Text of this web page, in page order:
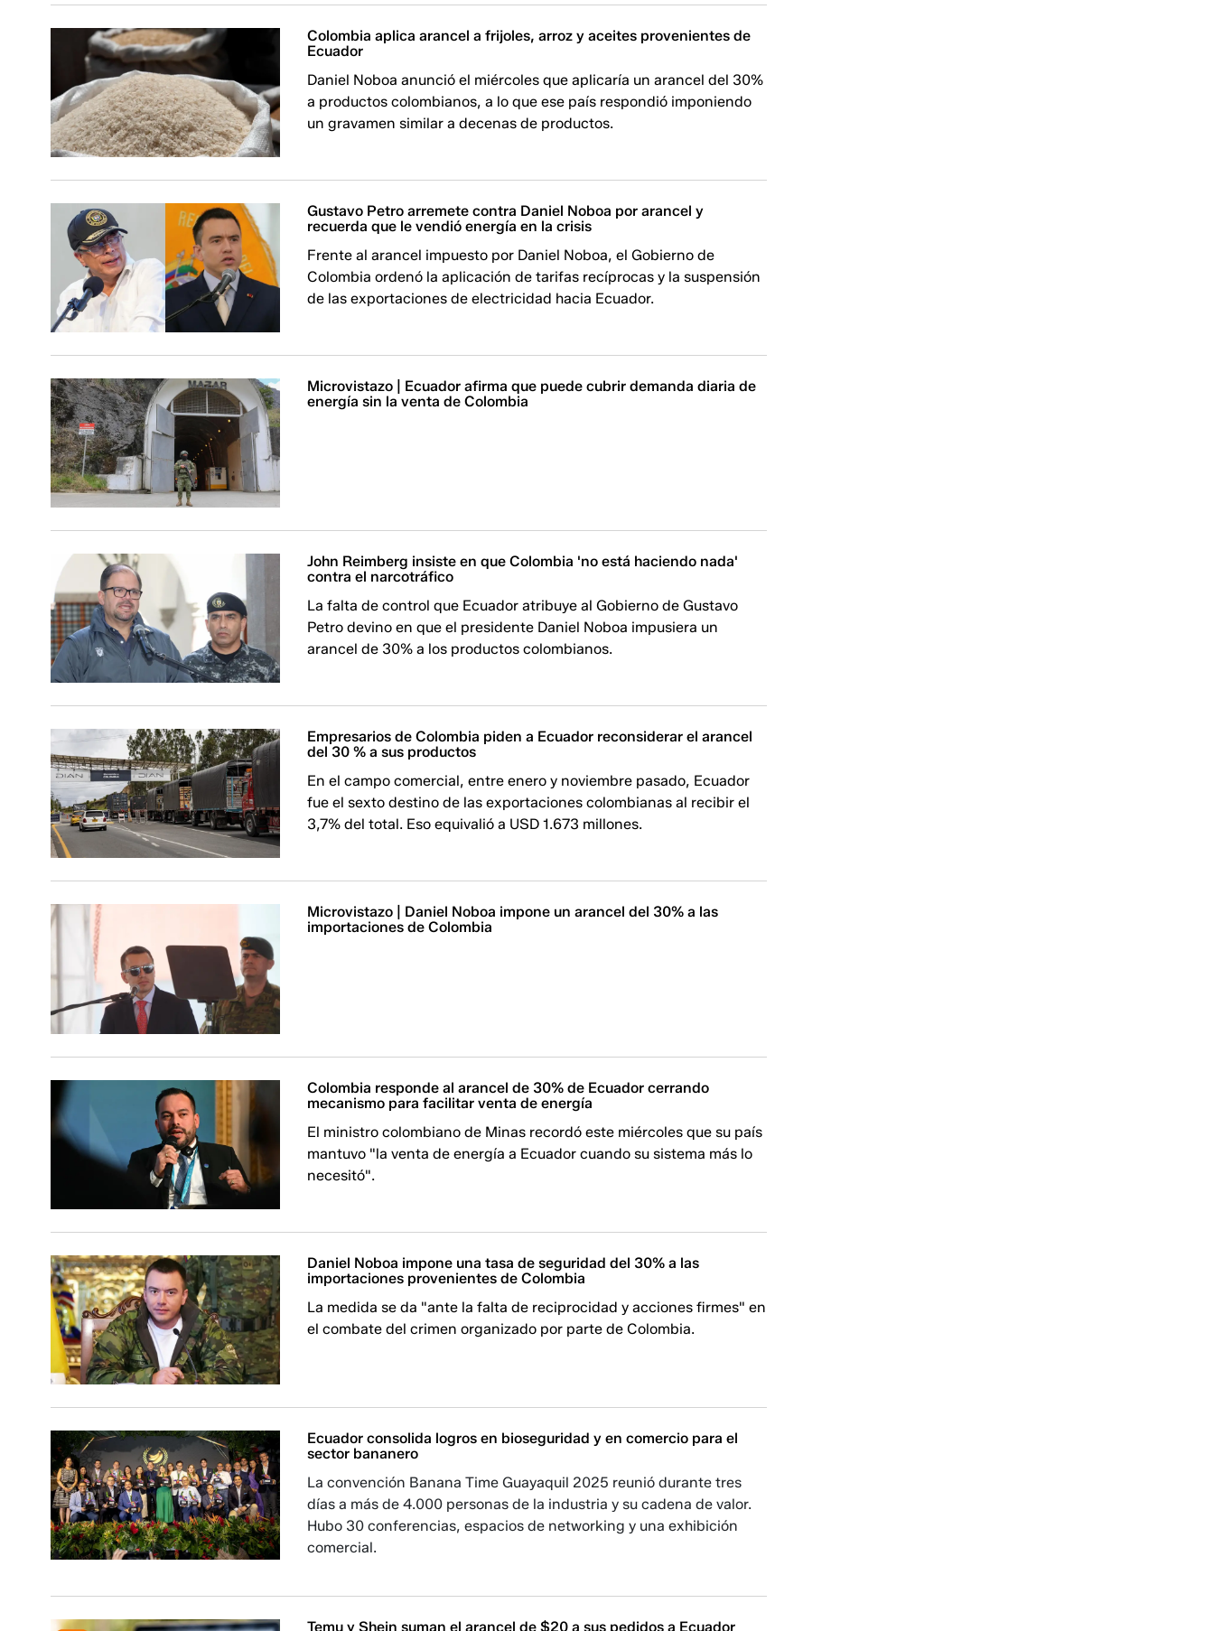
Colombia aplica arancel a frijoles, arroz y aceites provenientes de
Ecuador
Daniel Noboa anunció el miércoles que aplicaría un arancel del 30%
a productos colombianos, a lo que ese país respondió imponiendo
un gravamen similar a decenas de productos.
Gustavo Petro arremete contra Daniel Noboa por arancel y
recuerda que le vendió energía en la crisis
Frente al arancel impuesto por Daniel Noboa, el Gobierno de
Colombia ordenó la aplicación de tarifas recíprocas y la suspensión
de las exportaciones de electricidad hacia Ecuador.
Microvistazo | Ecuador afirma que puede cubrir demanda diaria de
energía sin la venta de Colombia
John Reimberg insiste en que Colombia 'no está haciendo nada'
contra el narcotráfico
La falta de control que Ecuador atribuye al Gobierno de Gustavo
Petro devino en que el presidente Daniel Noboa impusiera un
arancel de 30% a los productos colombianos.
Empresarios de Colombia piden a Ecuador reconsiderar el arancel
del 30 % a sus productos
En el campo comercial, entre enero y noviembre pasado, Ecuador
fue el sexto destino de las exportaciones colombianas al recibir el
3,7% del total. Eso equivalió a USD 1.673 millones.
Microvistazo | Daniel Noboa impone un arancel del 30% a las
importaciones de Colombia
Colombia responde al arancel de 30% de Ecuador cerrando
mecanismo para facilitar venta de energía
El ministro colombiano de Minas recordó este miércoles que su país
mantuvo "la venta de energía a Ecuador cuando su sistema más lo
necesitó".
Daniel Noboa impone una tasa de seguridad del 30% a las
importaciones provenientes de Colombia
La medida se da "ante la falta de reciprocidad y acciones firmes" en
el combate del crimen organizado por parte de Colombia.
Ecuador consolida logros en bioseguridad y en comercio para el
sector bananero
La convención Banana Time Guayaquil 2025 reunió durante tres
días a más de 4.000 personas de la industria y su cadena de valor.
Hubo 30 conferencias, espacios de networking y una exhibición
comercial.
Temu y Shein suman el arancel de $20 a sus pedidos a Ecuador